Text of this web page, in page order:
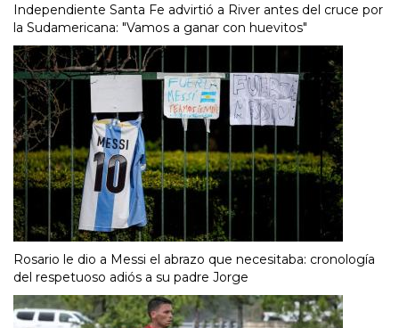
Independiente Santa Fe advirtió a River antes del cruce por
la Sudamericana: "Vamos a ganar con huevitos"
Rosario le dio a Messi el abrazo que necesitaba: cronología
del respetuoso adiós a su padre Jorge